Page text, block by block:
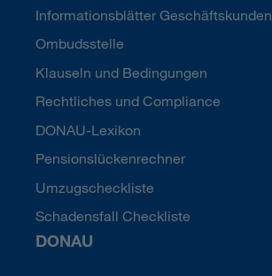
Informationsblätter Geschäftskunden
Ombudsstelle
Klauseln und Bedingungen
Rechtliches und Compliance
DONAU-Lexikon
Pensionslückenrechner
Umzugscheckliste
Schadensfall Checkliste
DONAU